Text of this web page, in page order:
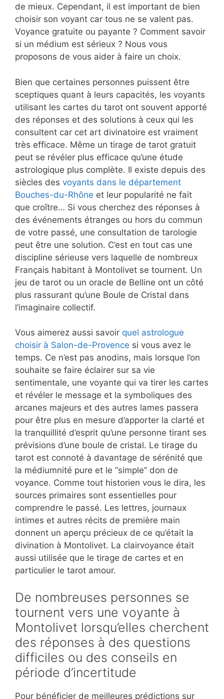
de mieux. Cependant, il est important de bien
choisir son voyant car tous ne se valent pas.
Voyance gratuite ou payante ? Comment savoir
si un médium est sérieux ? Nous vous
proposons de vous aider à faire un choix.
Bien que certaines personnes puissent être
sceptiques quant à leurs capacités, les voyants
utilisant les cartes du tarot ont souvent apporté
des réponses et des solutions à ceux qui les
consultent car cet art divinatoire est vraiment
très efficace. Même un tirage de tarot gratuit
peut se révéler plus efficace qu’une étude
astrologique plus complète. Il existe depuis des
siècles des voyants dans le département
Bouches-du-Rhône et leur popularité ne fait
que croître… Si vous cherchez des réponses à
des événements étranges ou hors du commun
de votre passé, une consultation de tarologie
peut être une solution. C’est en tout cas une
discipline sérieuse vers laquelle de nombreux
Français habitant à Montolivet se tournent. Un
jeu de tarot ou un oracle de Belline ont un côté
plus rassurant qu’une Boule de Cristal dans
l’imaginaire collectif.
Vous aimerez aussi savoir quel astrologue
choisir à Salon-de-Provence si vous avez le
temps. Ce n’est pas anodins, mais lorsque l’on
souhaite se faire éclairer sur sa vie
sentimentale, une voyante qui va tirer les cartes
et révéler le message et la symboliques des
arcanes majeurs et des autres lames passera
pour être plus en mesure d’apporter la clarté et
la tranquillité d’esprit qu’une personne tirant ses
prévisions d’une boule de cristal. Le tirage du
tarot est connoté à davantage de sérénité que
la médiumnité pure et le “simple” don de
voyance. Comme tout historien vous le dira, les
sources primaires sont essentielles pour
comprendre le passé. Les lettres, journaux
intimes et autres récits de première main
donnent un aperçu précieux de ce qu’était la
divination à Montolivet. La clairvoyance était
aussi utilisée que le tirage de cartes et en
particulier le tarot amour.
De nombreuses personnes se
tournent vers une voyante à
Montolivet lorsqu’elles cherchent
des réponses à des questions
difficiles ou des conseils en
période d’incertitude
Pour bénéficier de meilleures prédictions sur